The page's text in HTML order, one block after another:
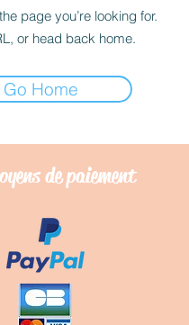
page you’re looking for.
or head back home.
Go Home
depaiement